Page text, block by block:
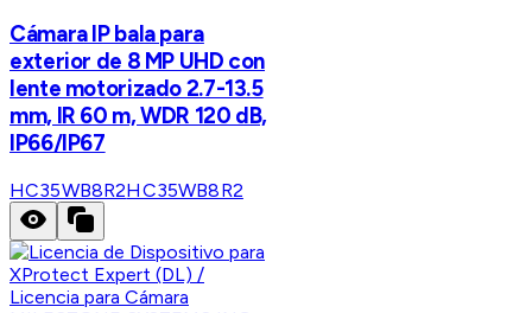
Cámara IP bala para
exterior de 8 MP UHD con
lente motorizado 2.7-13.5
mm, IR 60 m, WDR 120 dB,
IP66/IP67
HC35WB8R2HC35WB8R2